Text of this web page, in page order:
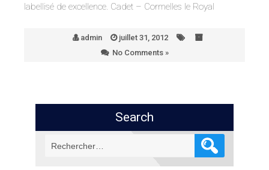
labellisé de excellence. Cadet – Cormelles le Royal
admin
juillet 31, 2012
No Comments »
Search